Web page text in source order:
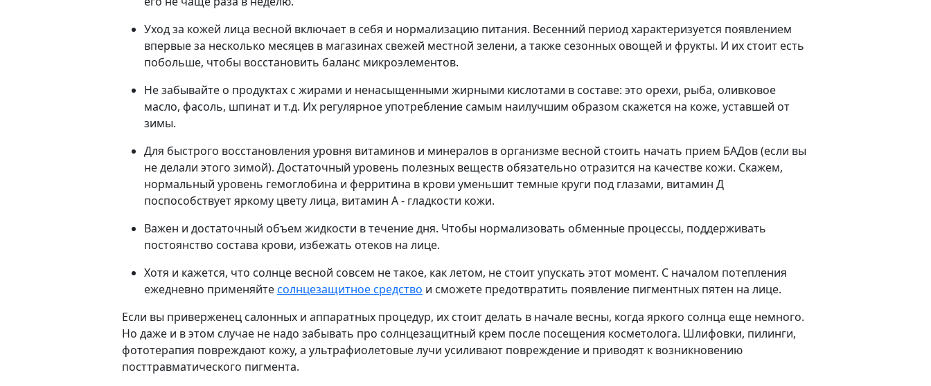
Уход за кожей лица весной включает в себя и нормализацию питания. Весенний период характеризуется появлением
впервые за несколько месяцев в магазинах свежей местной зелени, а также сезонных овощей и фрукты. И их стоит есть
побольше, чтобы восстановить баланс микроэлементов.
Не забывайте о продуктах с жирами и ненасыщенными жирными кислотами в составе: это орехи, рыба, оливковое
масло, фасоль, шпинат и т.д. Их регулярное употребление самым наилучшим образом скажется на коже, уставшей от
зимы.
Для быстрого восстановления уровня витаминов и минералов в организме весной стоить начать прием БАДов (если вы
не делали этого зимой). Достаточный уровень полезных веществ обязательно отразится на качестве кожи. Скажем,
нормальный уровень гемоглобина и ферритина в крови уменьшит темные круги под глазами, витамин Д
поспособствует яркому цвету лица, витамин А - гладкости кожи.
Важен и достаточный объем жидкости в течение дня. Чтобы нормализовать обменные процессы, поддерживать
постоянство состава крови, избежать отеков на лице.
Хотя и кажется, что солнце весной совсем не такое, как летом, не стоит упускать этот момент. С началом потепления
ежедневно применяйтесолнцезащитное средство и сможете предотвратить появление пигментных пятен на лице.
Если вы приверженец салонных и аппаратных процедур, их стоит делать в начале весны, когда яркого солнца еще немного.
Но даже и в этом случае не надо забывать про солнцезащитный крем после посещения косметолога. Шлифовки, пилинги,
фототерапия повреждают кожу, а ультрафиолетовые лучи усиливают повреждение и приводят к возникновению
посттравматического пигмента.